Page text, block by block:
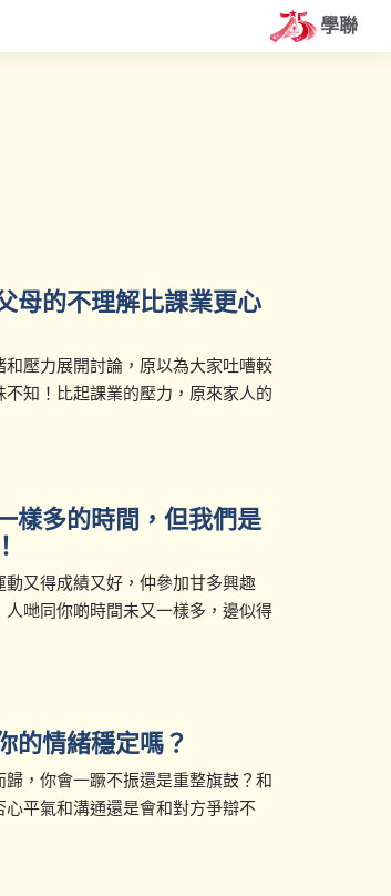
學聯
母的不理解比課業更心
壓力展開討論，原以為大家吐嘈較
不知！比起課業的壓力，原來家人的
樣多的時間，但我們是
動又得成績又好，仲參加甘多興趣
哋同你啲時間未又一樣多，邊似得
的情緒穩定嗎？
，你會一蹶不振還是重整旗鼓？和
心平氣和溝通還是會和對方爭辯不